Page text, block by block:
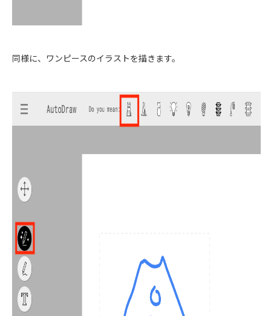
同様に、ワンピースのイラストを描きます。